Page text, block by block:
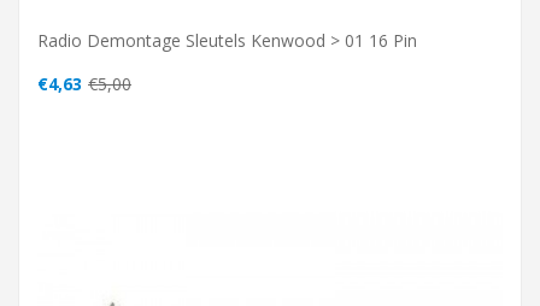
Radio Demontage Sleutels Kenwood > 01 16 Pin
€4,63 €5,00